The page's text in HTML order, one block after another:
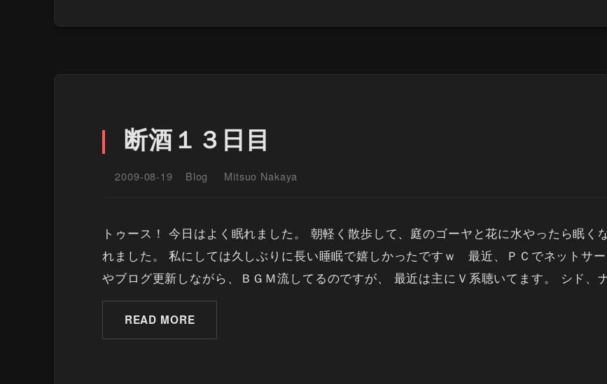
断酒１３日目
2009-08-19 Blog Mitsuo Nakaya
トゥース！ 今日はよく眠れました。 朝軽く散歩して、庭のゴーヤと花に水やったら眠く
れました。 私にしては久しぶりに長い睡眠で嬉しかったですｗ 最近、ＰＣでネットサ
やブログ更新しながら、ＢＧＭ流してるのですが、 最近は主にＶ系聴いてます。 シド
READ MORE